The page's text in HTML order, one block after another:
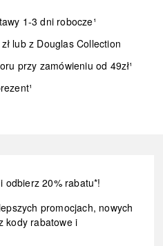
1-3 dni robocze¹
lub z Douglas Collection
przy zamówieniu od 49zł¹
odbierz 20% rabatu*!
promocjach, nowych
kody rabatowe i